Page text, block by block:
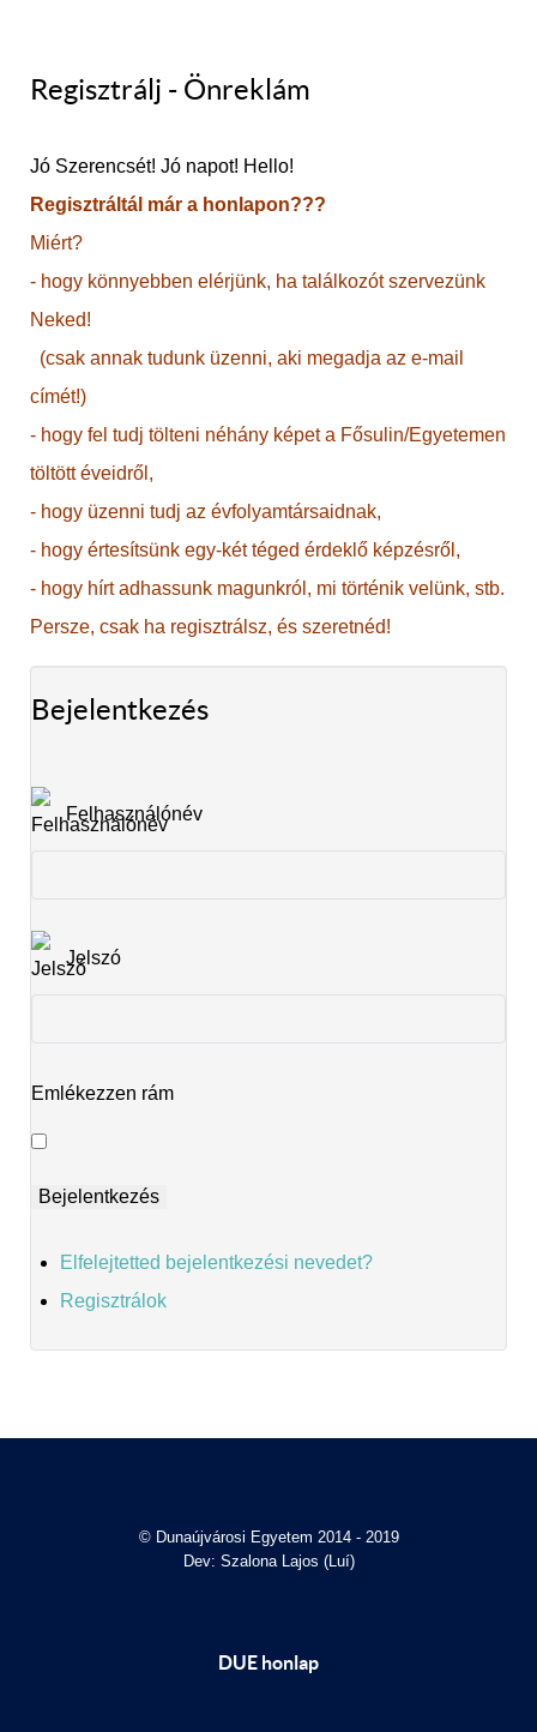
Regisztrálj - Önreklám
Jó Szerencsét! Jó napot! Hello!
Regisztráltál már a honlapon???
Miért?
- hogy könnyebben elérjünk, ha találkozót szervezünk
Neked!
(csak annak tudunk üzenni, aki megadja az e-mail
címét!)
- hogy fel tudj tölteni néhány képet a Fősulin/Egyetemen
töltött éveidről,
- hogy üzenni tudj az évfolyamtársaidnak,
- hogy értesítsünk egy-két téged érdeklő képzésről,
- hogy hírt adhassunk magunkról, mi történik velünk, stb.
Persze, csak ha regisztrálsz, és szeretnéd!
Bejelentkezés
Felhasználónév
Jelszó
Emlékezzen rám
Elfelejtetted bejelentkezési nevedet?
Regisztrálok
© Dunaújvárosi Egyetem 2014 - 2019
Dev: Szalona Lajos (Luí)
DUE honlap